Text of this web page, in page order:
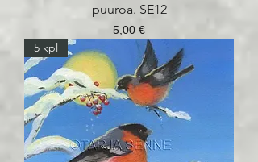
puuroa. SE12
Hinta
5,00 €
5 kpl